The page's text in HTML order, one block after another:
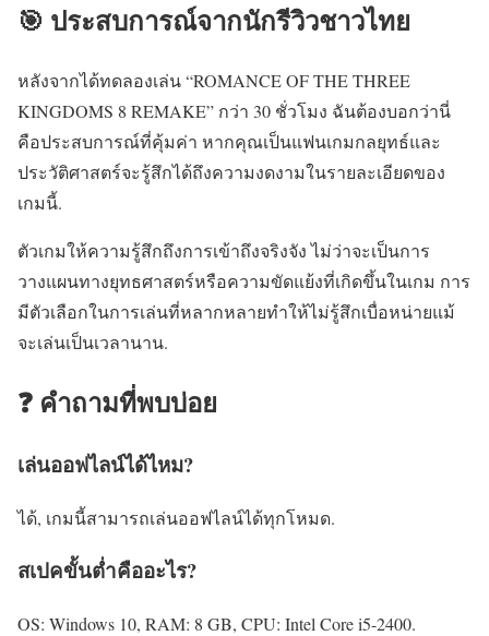
🎯 ประสบการณ์จากนักรีวิวชาวไทย
หลังจากได้ทดลองเล่น “ROMANCE OF THE THREE
KINGDOMS 8 REMAKE” กว่า 30 ชั่วโมง ฉันต้องบอกว่านี่
คือประสบการณ์ที่คุ้มค่า หากคุณเป็นแฟนเกมกลยุทธ์และ
ประวัติศาสตร์จะรู้สึกได้ถึงความงดงามในรายละเอียดของ
เกมนี้.
ตัวเกมให้ความรู้สึกถึงการเข้าถึงจริงจัง ไม่ว่าจะเป็นการ
วางแผนทางยุทธศาสตร์หรือความขัดแย้งที่เกิดขึ้นในเกม การ
มีตัวเลือกในการเล่นที่หลากหลายทำให้ไม่รู้สึกเบื่อหน่ายแม้
จะเล่นเป็นเวลานาน.
❓ คำถามที่พบบ่อย
เล่นออฟไลน์ได้ไหม?
ได้, เกมนี้สามารถเล่นออฟไลน์ได้ทุกโหมด.
สเปคขั้นต่ำคืออะไร?
OS: Windows 10, RAM: 8 GB, CPU: Intel Core i5-2400.